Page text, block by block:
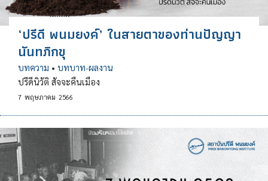
‘ปรีดี พนมยงค์’ ในสายตาของท่านปัญญา
นันทภิกขุ
บทความ • บทบาท-ผลงาน
ปรีดีนิวัติ สัจจะคืนเมือง
7 พฤษภาคม 2566